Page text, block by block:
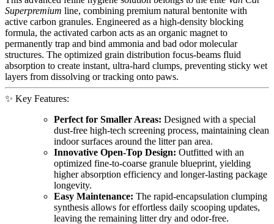
Superpremium line, combining premium natural bentonite with
active carbon granules. Engineered as a high-density blocking
formula, the activated carbon acts as an organic magnet to
permanently trap and bind ammonia and bad odor molecular
structures. The optimized grain distribution focus-beams fluid
absorption to create instant, ultra-hard clumps, preventing sticky wet
layers from dissolving or tracking onto paws.
✨ Key Features:
Perfect for Smaller Areas: Designed with a special
dust-free high-tech screening process, maintaining clean
indoor surfaces around the litter pan area.
Innovative Open-Top Design: Outfitted with an
optimized fine-to-coarse granule blueprint, yielding
higher absorption efficiency and longer-lasting package
longevity.
Easy Maintenance: The rapid-encapsulation clumping
synthesis allows for effortless daily scooping updates,
leaving the remaining litter dry and odor-free.